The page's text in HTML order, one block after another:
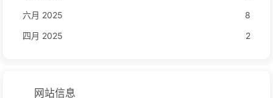
六月 2025
8
四月 2025
2
网站信息